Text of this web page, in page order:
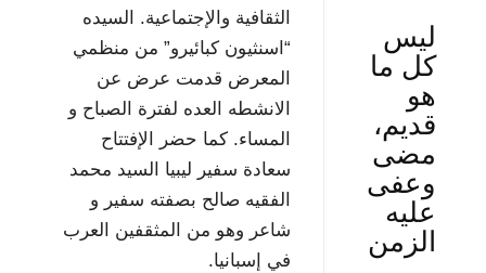
الثقافية والإجتماعية. السيده
“اسنثيون كبائيرو” من منظمي
المعرض قدمت عرض عن
الانشطه العده لفترة الصباح و
المساء. كما حضر الإفتتاح
سعادة سفير ليبيا السيد محمد
الفقيه صالح بصفته سفير و
شاعر وهو من المثقفين العرب
في إسبانيا.
ليس
كل ما
هو
قديم،
مضى
وعفى
عليه
الزمن